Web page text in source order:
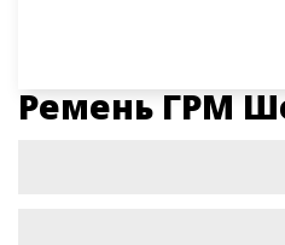
Ремень ГРМ